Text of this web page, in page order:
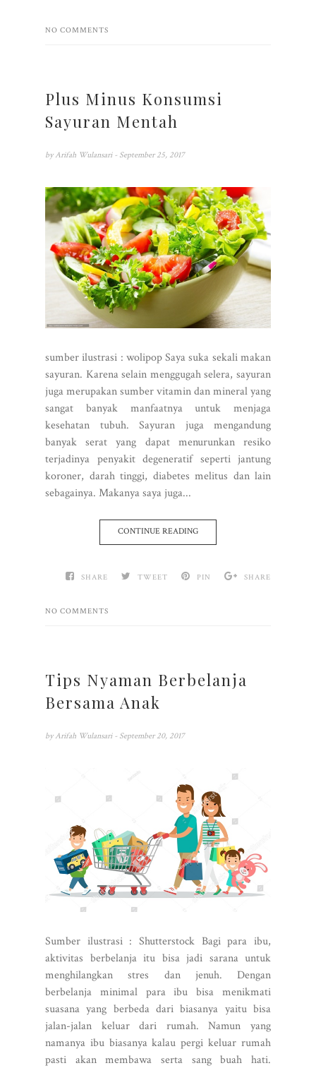
NO COMMENTS
Plus Minus Konsumsi
Sayuran Mentah
by Arifah Wulansari - September 25, 2017
sumber ilustrasi : wolipop Saya suka sekali makan
sayuran. Karena selain menggugah selera, sayuran
juga merupakan sumber vitamin dan mineral yang
sangat banyak manfaatnya untuk menjaga
kesehatan tubuh. Sayuran juga mengandung
banyak serat yang dapat menurunkan resiko
terjadinya penyakit degeneratif seperti jantung
koroner, darah tinggi, diabetes melitus dan lain
sebagainya. Makanya saya juga...
CONTINUE READING
SHARE TWEET PIN SHARE
NO COMMENTS
Tips Nyaman Berbelanja
Bersama Anak
by Arifah Wulansari - September 20, 2017
Sumber ilustrasi : Shutterstock Bagi para ibu,
aktivitas berbelanja itu bisa jadi sarana untuk
menghilangkan stres dan jenuh. Dengan
berbelanja minimal para ibu bisa menikmati
suasana yang berbeda dari biasanya yaitu bisa
jalan-jalan keluar dari rumah. Namun yang
namanya ibu biasanya kalau pergi keluar rumah
pasti akan membawa serta sang buah hati.